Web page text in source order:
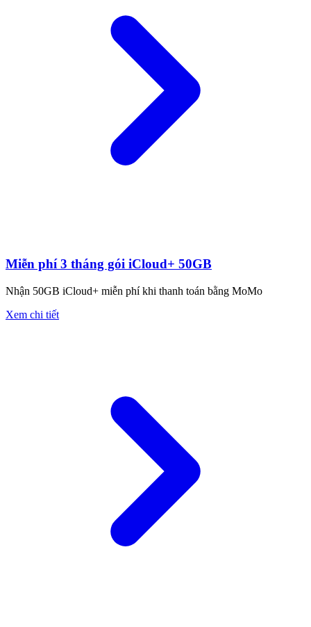
Miễn phí 3 tháng gói iCloud+ 50GB
Nhận 50GB iCloud+ miễn phí khi thanh toán bằng MoMo
Xem chi tiết